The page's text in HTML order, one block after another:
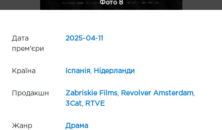
Фото 8
Дата
прем'єри
2025-04-
Країна Іспанія , Нідерланди
Продакшн Zabriskie Films, Revolver Amsterdam,
3Cat, RTVE
Жанр Драма